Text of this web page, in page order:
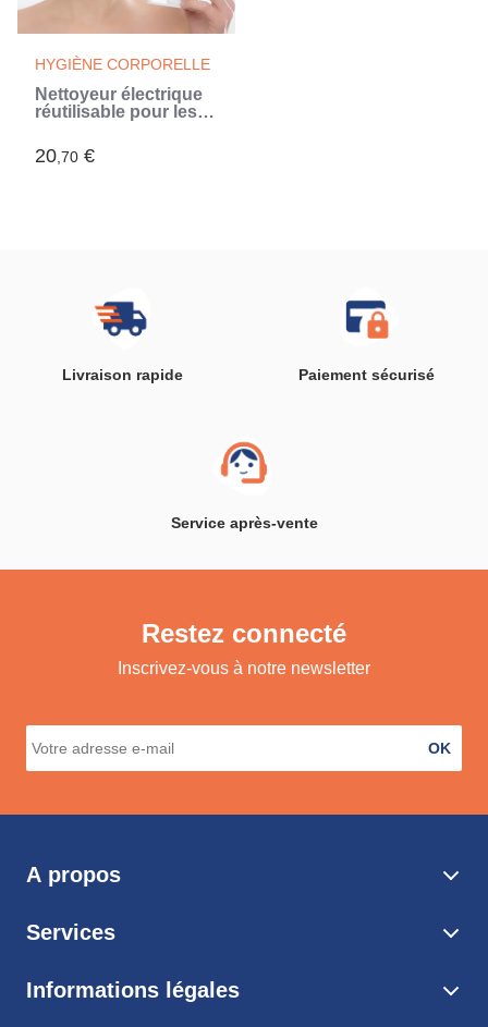
HYGIÈNE CORPORELLE
Nettoyeur électrique
réutilisable pour les
20,70 €
Livraison rapide Paiement sécurisé
Service après-vente
Restez connecté
Inscrivez-vous à notre newsletter
OK
A propos
Services
Informations légales